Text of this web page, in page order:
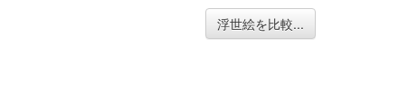
浮世絵を比較...